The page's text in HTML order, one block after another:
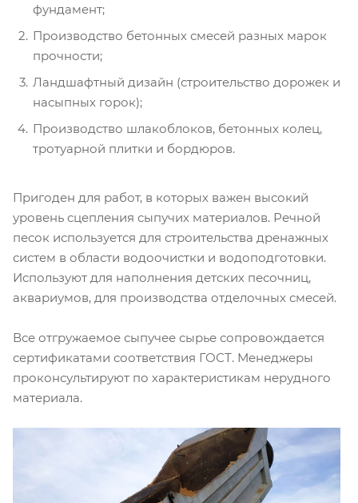
фундамент;
Производство бетонных смесей разных марок
прочности;
Ландшафтный дизайн (строительство дорожек и
насыпных горок);
Производство шлакоблоков, бетонных колец,
тротуарной плитки и бордюров.
Пригоден для работ, в которых важен высокий
уровень сцепления сыпучих материалов. Речной
песок используется для строительства дренажных
систем в области водоочистки и водоподготовки.
Используют для наполнения детских песочниц,
аквариумов, для производства отделочных смесей.
Все отгружаемое сыпучее сырье сопровождается
сертификатами соответствия ГОСТ. Менеджеры
проконсультируют по характеристикам нерудного
материала.